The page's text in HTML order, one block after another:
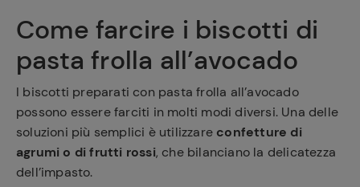
Come farcire i biscotti di
pasta frolla all’avocado
I biscotti preparati con pasta frolla all’avocado
possono essere farciti in molti modi diversi. Una delle
soluzioni più semplici è utilizzare confetture di
agrumi o di frutti rossi, che bilanciano la delicatezza
dell’impasto.